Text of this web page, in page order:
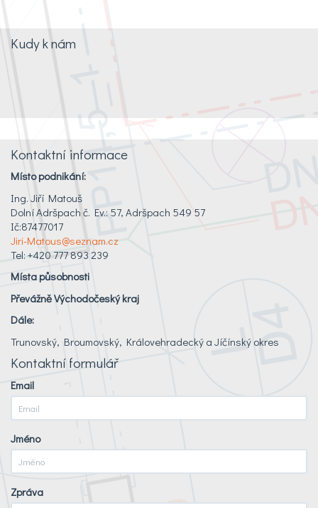
Kudy k nám
Kontaktní informace
Místo podnikání:
Ing. Jiří Matouš
Dolní Adršpach č. Ev.: 57, Adršpach 549 57
Ič:87477017
Jiri-Matous@seznam.cz
Tel: +420 777 893 239
Místa působnosti
Převážně Východočeský kraj
Dále:
Trunovský, Broumovský, Královehradecký a Jíčínský okres
Kontaktní formulář
Email
Jméno
Zpráva